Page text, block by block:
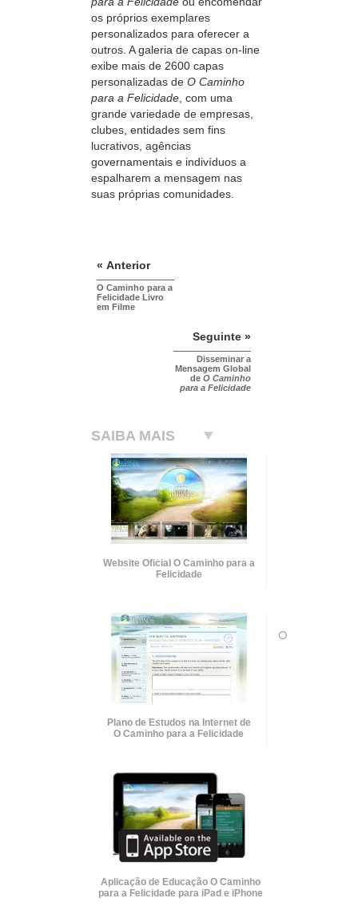
os próprios exemplares
personalizados para oferecer a
outros. A galeria de capas on‑line
exibe mais de 2600 capas
personalizadas de O Caminho
para a Felicidade, com uma
grande variedade de empresas,
clubes, entidades sem fins
lucrativos, agências
governamentais e indivíduos a
espalharem a mensagem nas
suas próprias comunidades.
« Anterior
O Caminho para a
Felicidade Livro
em Filme
Seguinte »
Disseminar a
Mensagem Global
de O Caminho
para a Felicidade
SAIBA MAIS
Website Oficial O Caminho para a
Felicidade
Plano de Estudos na Internet de
O Caminho para a Felicidade
Aplicação de Educação O Caminho
para a Felicidade para iPad e iPhone
O